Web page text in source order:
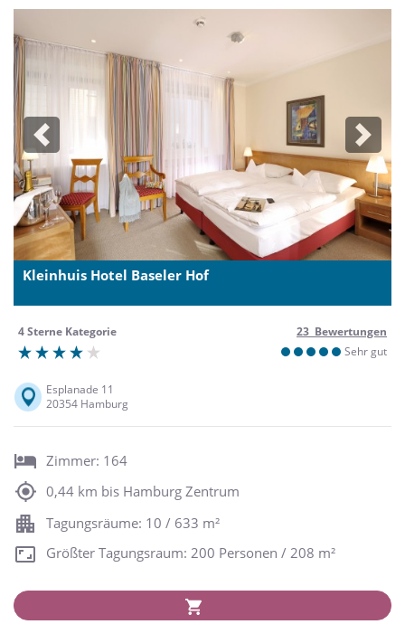
Previous Next
Kleinhuis Hotel Baseler Hof
4 Sterne Kategorie
23 Bewertungen
Sehr gut
Esplanade 11
20354 Hamburg
Zimmer: 164
0,44 km bis Hamburg Zentrum
Tagungsräume: 10 / 633 m²
Größter Tagungsraum: 200 Personen / 208 m²